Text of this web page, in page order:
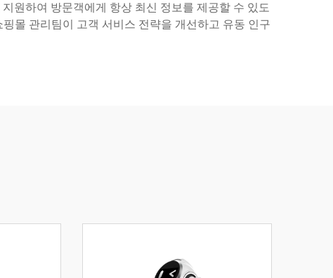
원하여 방문객에게 항상 최신 정보를 제공할 수 있도
몰 관리팀이 고객 서비스 전략을 개선하고 유동 인구